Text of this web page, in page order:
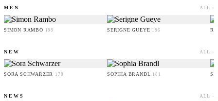
MEN ALL ›
SIMON RAMBO 188 SERIGNE GUEYE 186
NEW ALL ›
SORA SCHWARZER 178 SOPHIA BRANDL 181
NEWS ALL ›